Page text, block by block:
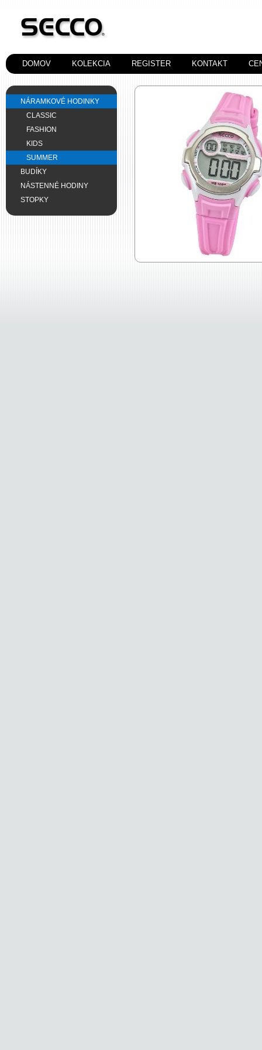
DOMOV KOLEKCIA REGISTER KONTAKT
NÁRAMKOVÉ HODINKY
CLASSIC
FASHION
KIDS
SUMMER
BUDÍKY
NÁSTENNÉ HODINY
STOPKY